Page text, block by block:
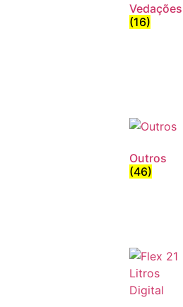
Vedações
(16)
Outros
(46)